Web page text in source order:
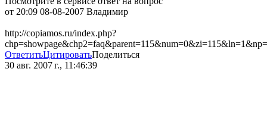
от 20:09 08-08-2007 Владимир
http://copiamos.ru/index.php?
ОтветитьЦитироватьПоделиться
30 авг. 2007 г., 11:46:39